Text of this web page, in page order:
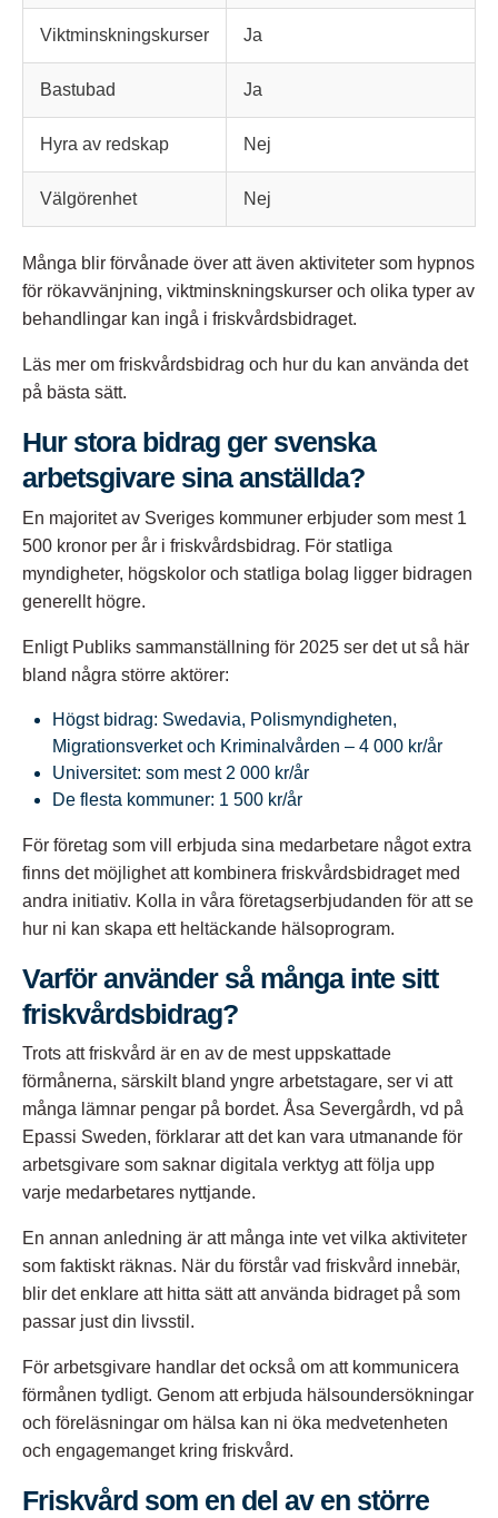
Viktminskningskurser Ja
Bastubad Ja
Hyra av redskap Nej
Välgörenhet Nej
Många blir förvånade över att även aktiviteter som hypnos
för rökavvänjning, viktminskningskurser och olika typer av
behandlingar kan ingå i friskvårdsbidraget.
Läs mer om friskvårdsbidrag och hur du kan använda det
på bästa sätt.​
Hur stora bidrag ger svenska
arbetsgivare sina anställda?
En majoritet av Sveriges kommuner erbjuder som mest 1
500 kronor per år i friskvårdsbidrag. För statliga
myndigheter, högskolor och statliga bolag ligger bidragen
generellt högre.​
Enligt Publiks sammanställning för 2025 ser det ut så här
bland några större aktörer:​
Högst bidrag: Swedavia, Polismyndigheten,
Migrationsverket och Kriminalvården – 4 000 kr/år
Universitet: som mest 2 000 kr/år
De flesta kommuner: 1 500 kr/år
För företag som vill erbjuda sina medarbetare något extra
finns det möjlighet att kombinera friskvårdsbidraget med
andra initiativ. Kolla in våra företagserbjudanden för att se
hur ni kan skapa ett heltäckande hälsoprogram.
Varför använder så många inte sitt
friskvårdsbidrag?
Trots att friskvård är en av de mest uppskattade
förmånerna, särskilt bland yngre arbetstagare, ser vi att
många lämnar pengar på bordet. Åsa Severgårdh, vd på
Epassi Sweden, förklarar att det kan vara utmanande för
arbetsgivare som saknar digitala verktyg att följa upp
varje medarbetares nyttjande.​
En annan anledning är att många inte vet vilka aktiviteter
som faktiskt räknas. När du förstår vad friskvård innebär,
blir det enklare att hitta sätt att använda bidraget på som
passar just din livsstil.
För arbetsgivare handlar det också om att kommunicera
förmånen tydligt. Genom att erbjuda hälsoundersökningar
och föreläsningar om hälsa kan ni öka medvetenheten
och engagemanget kring friskvård.
Friskvård som en del av en större